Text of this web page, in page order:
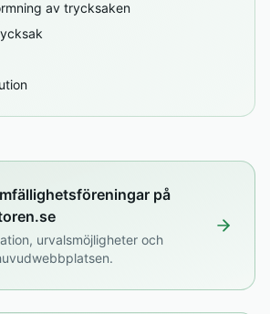
av trycksaken
på
urvalsmöjligheter och